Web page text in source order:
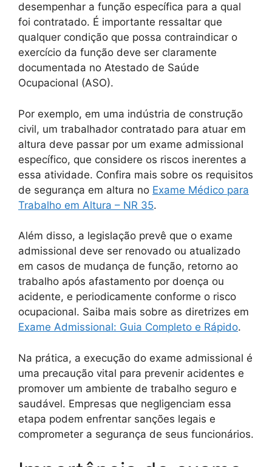
desempenhar a função específica para a qual
foi contratado. É importante ressaltar que
qualquer condição que possa contraindicar o
exercício da função deve ser claramente
documentada no Atestado de Saúde
Ocupacional (ASO).
Por exemplo, em uma indústria de construção
civil, um trabalhador contratado para atuar em
altura deve passar por um exame admissional
específico, que considere os riscos inerentes a
essa atividade. Confira mais sobre os requisitos
de segurança em altura no Exame Médico para
Trabalho em Altura – NR 35.
Além disso, a legislação prevê que o exame
admissional deve ser renovado ou atualizado
em casos de mudança de função, retorno ao
trabalho após afastamento por doença ou
acidente, e periodicamente conforme o risco
ocupacional. Saiba mais sobre as diretrizes em
Exame Admissional: Guia Completo e Rápido.
Na prática, a execução do exame admissional é
uma precaução vital para prevenir acidentes e
promover um ambiente de trabalho seguro e
saudável. Empresas que negligenciam essa
etapa podem enfrentar sanções legais e
comprometer a segurança de seus funcionários.